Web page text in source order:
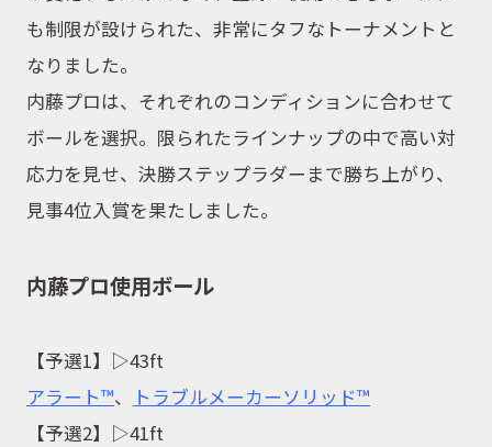
イベント
キャンペーン
お問合せ
も制限が設けられた、非常にタフなトーナメントと
なりました。
内藤プロは、それぞれのコンディションに合わせて
ボールを選択。限られたラインナップの中で高い対
応力を見せ、決勝ステップラダーまで勝ち上がり、
見事4位入賞を果たしました。
内藤プロ使用ボール
【予選1】▷43ft
アラート™、
トラブルメーカーソリッド™
【予選2】▷41ft